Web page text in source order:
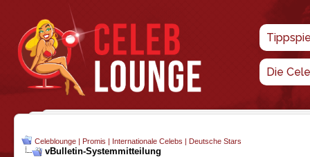
Die
Celeblounge | Promis | Internationale Celebs | Deutsche Stars
vBulletin-Systemmitteilung